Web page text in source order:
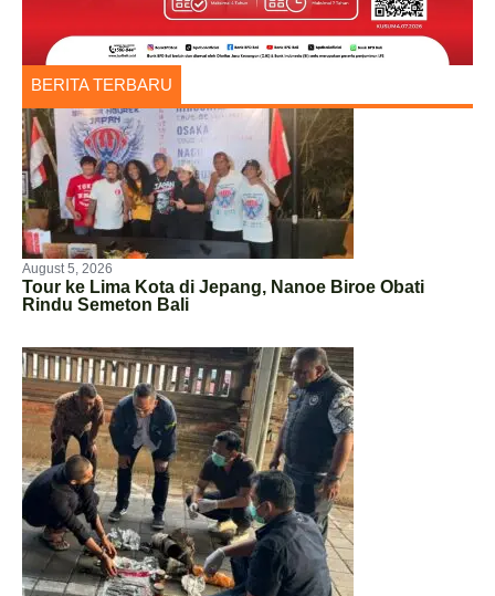
BERITA TERBARU
August 5, 2026
Tour ke Lima Kota di Jepang, Nanoe Biroe Obati
Rindu Semeton Bali